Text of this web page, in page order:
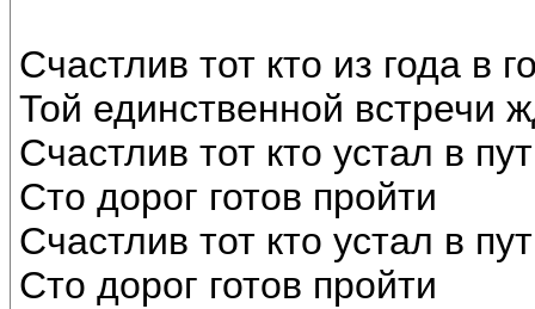
Счастлив тот кто из года в
Той единственной встречи
Счастлив тот кто устал в
Сто дорог готов пройти
Счастлив тот кто устал в
Сто дорог готов пройти